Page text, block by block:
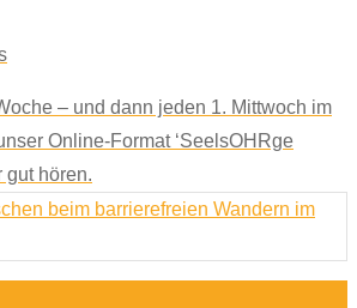
– und dann jeden 1. Mittwoch im
Online-Format ‘SeelsOHRge
gut hören.